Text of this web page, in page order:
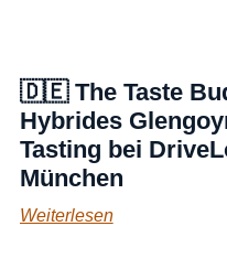
🇩🇪 The Taste
Hybrides
Tasting bei
München
Weiterlesen